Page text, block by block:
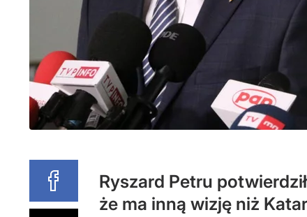
Ryszard Petru
że ma inną wizję niż